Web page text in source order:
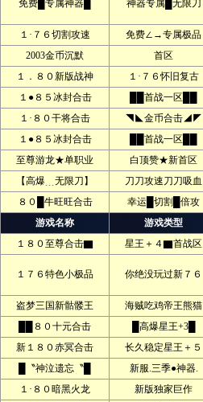
免费█专属神器█ 神器专属█无限刀
１·７６切割攻速 免费∠→专属极品
2003金币沉默
首区
１．８０新版战神
１·７６怀旧复古
１●８５冰封合击
██首战一区██
１·８０干将合击
◥◣金币合击◢◤
１●８５冰封合击
██首战一区██
至尊游龙★单职业
白顶赞★新首区
【高爆﹍无限刀】
刀刀攻速刀刀吸血
８０█牛旺旺合击
幸运█切割█倍攻
游戏名称
游戏类型
１８０至尊合击▇
星王＋４▇首战区
１７６特色小极品 你绝没玩过新７６
盗梦三国新骷髅王 海贼吃鸡帝王熊猫
██８０十元合击
█高爆星王+3█
新１８０赤冥合击
长久稳定星王＋５
█〝神泣遗忘〝█
新服.三季●神器.
１·８０暗黑火龙
新版独家巨作